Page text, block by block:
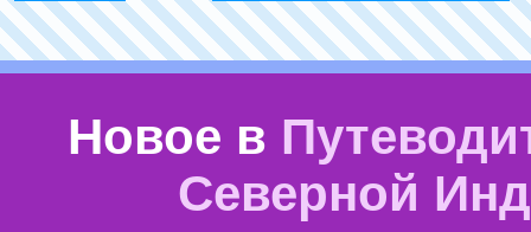
Новое в
Северной